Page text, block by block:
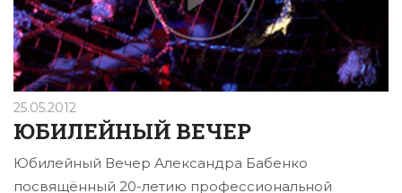
25.05.2012
ЮБИЛЕЙНЫЙ ВЕЧЕР
Юбилейный Вечер Александра Бабенко
посвящённый 20-летию профессиональной